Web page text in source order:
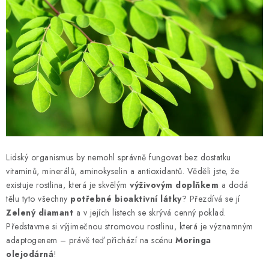
ŽENY
MUŽI
OSTATNÍ
DOVOLENÁ
Proč Botanic?
Kontakty
Lidský organismus by nemohl správně fungovat bez dostatku
vitaminů, minerálů, aminokyselin a antioxidantů. Věděli jste, že
existuje rostlina, která je skvělým výživovým doplňkem a dodá
tělu tyto všechny potřebné bioaktivní látky? Přezdívá se jí
Zelený diamant a v jejích listech se skrývá cenný poklad.
Představme si výjimečnou stromovou rostlinu, která je významným
adaptogenem – právě teď přichází na scénu Moringa
olejodárná!